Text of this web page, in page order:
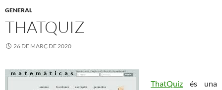
GENERAL
THATQUIZ
26 DE MARÇ DE 2020
ThatQuiz és una